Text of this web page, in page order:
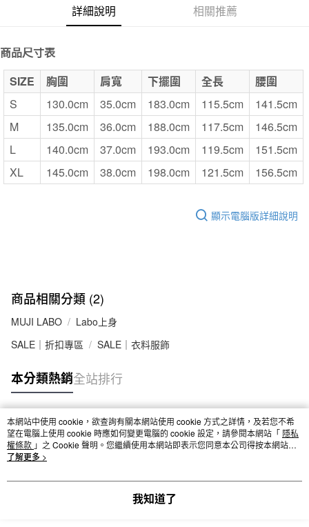
付款後7-11取貨
每筆NT$65，滿NT$1,000(含以上)免運費
宅配
每筆NT$150，滿NT$2,000(含以上)免運費
無印良品門市自取
免運費
詳細說明 相關推薦
商品尺寸表
SIZE 胸圍 肩寬 下擺圍 全長
腰圍
S
130.0cm 35.0cm 183.0cm 115.5cm
141.5cm
M
135.0cm 36.0cm 188.0cm 117.5cm
146.5cm
L
140.0cm 37.0cm 193.0cm 119.5cm
151.5cm
XL
145.0cm 38.0cm 198.0cm 121.5cm 156.5cm
顯示電腦版詳細說明
商品相關分類 (2)
MUJI LABO
Labo上身
SALE｜折扣專區
SALE｜衣料服飾
本分類熱銷全站排行
熱門標籤
本網站中使用 cookie，欲查詢有關本網站使用 cookie 方式之詳情，及若您不希
望在電腦上使用 cookie 時應如何變更電腦的 cookie 設定，請參閱本網站「 隱私
權條款 」之 Cookie 聲明。您繼續使用本網站即表示您同意本公司得按本網站使
用條款之 Cookie 聲明使用 cookie。
了解更多 >
我知道了